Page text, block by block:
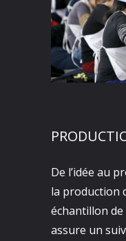
De l’idée au
la production
échantillon de
assure un